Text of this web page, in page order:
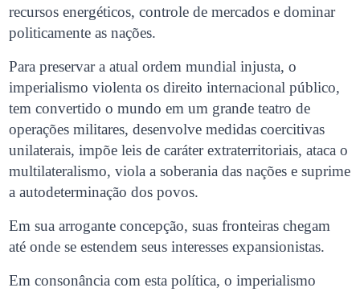
recursos energéticos, controle de mercados e dominar
politicamente as nações.
Para preservar a atual ordem mundial injusta, o
imperialismo violenta os direito internacional público,
tem convertido o mundo em um grande teatro de
operações militares, desenvolve medidas coercitivas
unilaterais, impõe leis de caráter extraterritoriais, ataca o
multilateralismo, viola a soberania das nações e suprime
a autodeterminação dos povos.
Em sua arrogante concepção, suas fronteiras chegam
até onde se estendem seus interesses expansionistas.
Em consonância com esta política, o imperialismo